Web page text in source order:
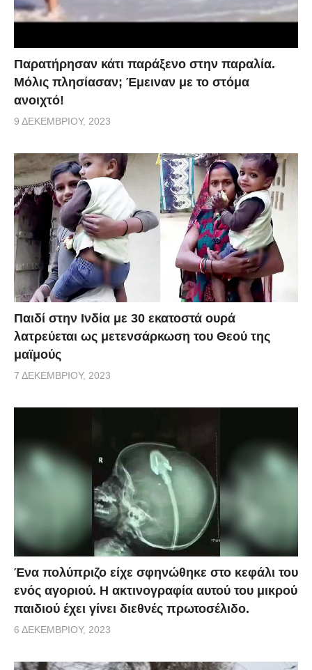
Παρατήρησαν κάτι παράξενο στην παραλία.
Μόλις πλησίασαν; Έμειναν με το στόμα
ανοιχτό!
9 ΔΕΚΕΜΒΡΊΟΥ, 2023
Παιδί στην Ινδία με 30 εκατοστά ουρά
λατρεύεται ως μετενσάρκωση του Θεού της
μαϊμούς
7 ΔΕΚΕΜΒΡΊΟΥ, 2023
Ένα πολύπριζο είχε σφηνώθηκε στο κεφάλι του
ενός αγοριού. Η ακτινογραφία αυτού του μικρού
παιδιού έχει γίνει διεθνές πρωτοσέλιδο.
6 ΔΕΚΕΜΒΡΊΟΥ, 2023